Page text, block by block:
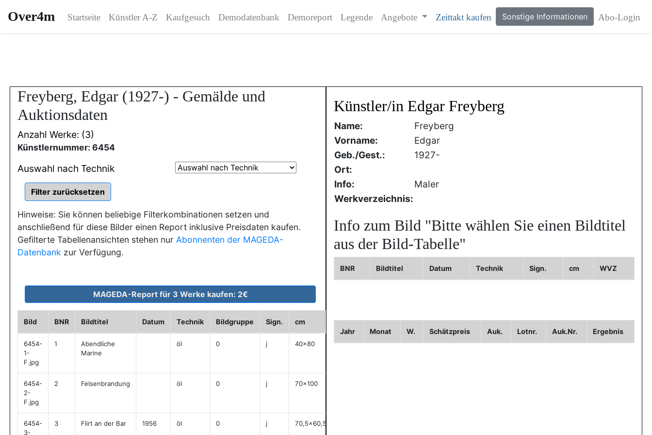
Over4m Startseite Künstler A-Z Kaufgesuch Demodatenbank Demoreport Legende Angebote Zeittakt kaufen Sonstige Informationen Abo-Login
Freyberg, Edgar (1927-) - Gemälde und
Auktionsdaten
Anzahl Werke: (3)
Künstlernummer: 6454
Auswahl nach Technik
Hinweise: Sie können beliebige Filterkombinationen setzen und
anschließend für diese Bilder einen Report inklusive Preisdaten kaufen.
Gefilterte Tabellenansichten stehen nur Abonnenten der MAGEDA-
Datenbank zur Verfügung.
Bild BNR Bildtitel Datum Technik Bildgruppe Sign. cm Historie WVZ Bild2 Bild3
6454-
1-
F.jpg
1
Abendliche
Marine
öl 0 j
40x80
6454-
2-
F.jpg
2 Felsenbrandung öl 0 j
70x100
6454-
3-
3 Flirt an der Bar 1956 öl 0 j
70,5x60,5
Künstler/in Edgar Freyberg
Name:
Freyberg
Vorname:
Edgar
Geb./Gest.:
1927-
Ort:
Info:
Maler
Werkverzeichnis:
Info zum Bild "Bitte wählen Sie einen Bildtitel
aus der Bild-Tabelle"
BNR Bildtitel Datum Technik Sign. cm WVZ
Jahr Monat W. Schätzpreis Auk. Lotnr. Auk.Nr. Ergebnis